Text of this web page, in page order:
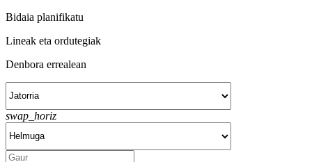
Bidaia planifikatu
Lineak eta ordutegiak
Denbora errealean
swap_horiz